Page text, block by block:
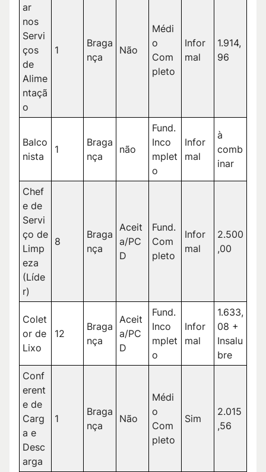
ar
nos
Servi
ços
de
Alime
ntaçã
o
1
Braga
nça
Não
Médi
o
Com
pleto
Infor
mal
1.914,
96
Balco
nista
1
Braga
nça
não
Fund.
Inco
mplet
o
Infor
mal
à
comb
inar
Chef
e de
Servi
ço de
Limp
eza
(Líde
r)
8
Braga
nça
Aceit
a/PC
D
Fund.
Com
pleto
Infor
mal
2.500
,00
Colet
or de
Lixo
12
Braga
nça
Aceit
a/PC
D
Fund.
Inco
mplet
o
Infor
mal
1.633,
08 +
Insalu
bre
Conf
erent
e de
Carg
a e
Desc
arga
1
Braga
nça
Não
Médi
o
Com
pleto
Sim
2.015
,56